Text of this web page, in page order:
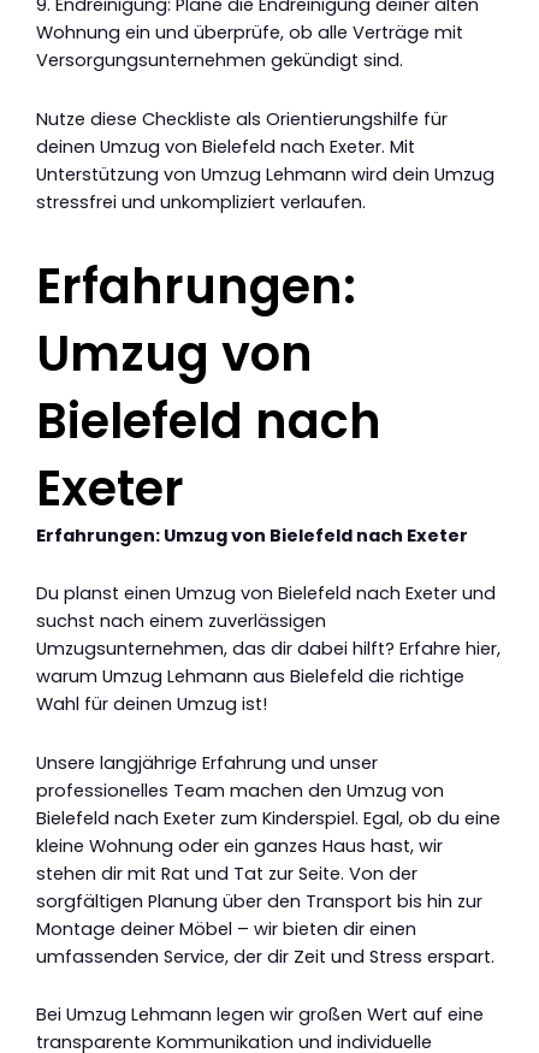
9. Endreinigung: Plane die Endreinigung deiner alten
Wohnung ein und überprüfe, ob alle Verträge mit
Versorgungsunternehmen gekündigt sind.
Nutze diese Checkliste als Orientierungshilfe für
deinen Umzug von Bielefeld nach Exeter. Mit
Unterstützung von Umzug Lehmann wird dein Umzug
stressfrei und unkompliziert verlaufen.
Erfahrungen:
Umzug von
Bielefeld nach
Exeter
Erfahrungen: Umzug von Bielefeld nach Exeter
Du planst einen Umzug von Bielefeld nach Exeter und
suchst nach einem zuverlässigen
Umzugsunternehmen, das dir dabei hilft? Erfahre hier,
warum Umzug Lehmann aus Bielefeld die richtige
Wahl für deinen Umzug ist!
Unsere langjährige Erfahrung und unser
professionelles Team machen den Umzug von
Bielefeld nach Exeter zum Kinderspiel. Egal, ob du eine
kleine Wohnung oder ein ganzes Haus hast, wir
stehen dir mit Rat und Tat zur Seite. Von der
sorgfältigen Planung über den Transport bis hin zur
Montage deiner Möbel – wir bieten dir einen
umfassenden Service, der dir Zeit und Stress erspart.
Bei Umzug Lehmann legen wir großen Wert auf eine
transparente Kommunikation und individuelle